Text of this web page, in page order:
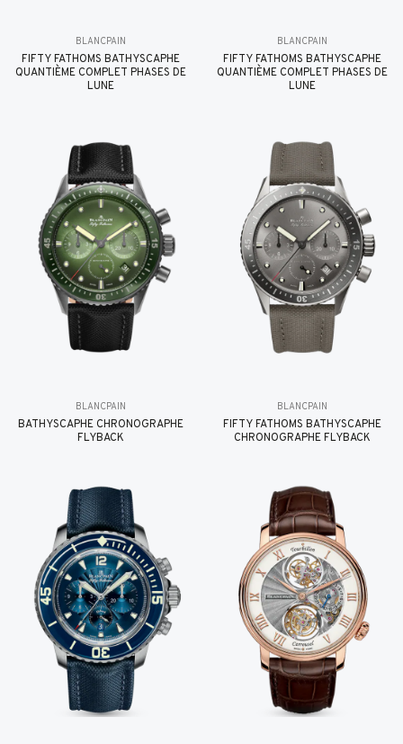
BLANCPAIN
FIFTY FATHOMS BATHYSCAPHE
QUANTIÈME COMPLET PHASES DE
LUNE
BLANCPAIN
FIFTY FATHOMS BATHYSCAPHE
QUANTIÈME COMPLET PHASES DE
LUNE
BLANCPAIN
BATHYSCAPHE CHRONOGRAPHE
FLYBACK
BLANCPAIN
FIFTY FATHOMS BATHYSCAPHE
CHRONOGRAPHE FLYBACK